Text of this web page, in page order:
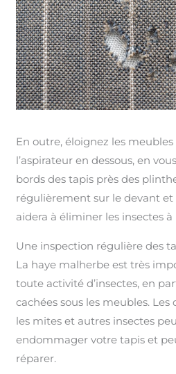
En outre, éloignez les
l’aspirateur en dessous, en
bords des tapis près des
régulièrement sur le devant et
aidera à éliminer les insectes
Une inspection régulière des
La haye malherbe est très
toute activité d’insectes, en
cachées sous les meubles.
les mites et autres insectes
endommager votre tapis et
réparer.